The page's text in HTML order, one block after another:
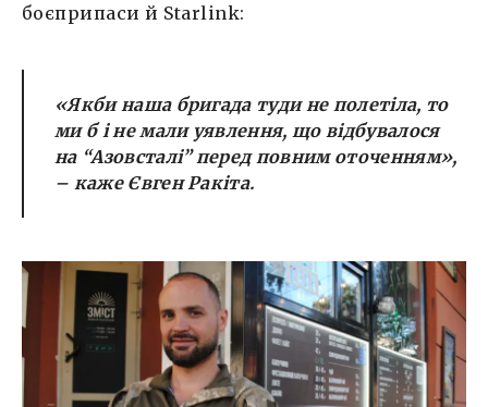
боєприпаси й Starlink:
«Якби наша бригада туди не полетіла, то
ми б і не мали уявлення, що відбувалося
на “Азовсталі” перед повним оточенням»,
– каже Євген Ракіта.